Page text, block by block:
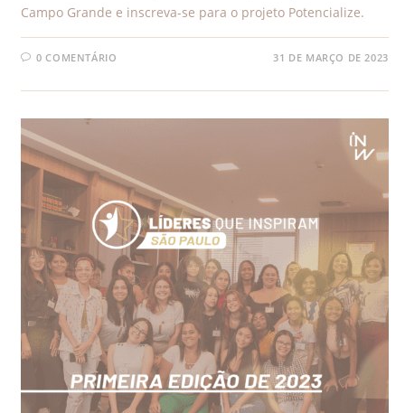
Campo Grande e inscreva-se para o projeto Potencialize.
0 COMENTÁRIO 31 DE MARÇO DE 2023